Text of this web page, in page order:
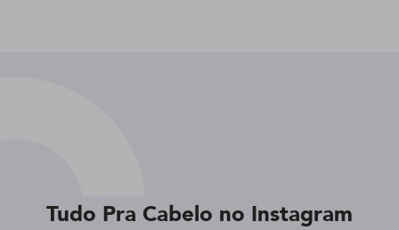
Tudo Pra Cabelo no Instagram